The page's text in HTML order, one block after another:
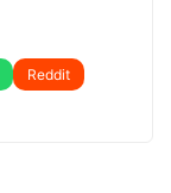
Reddit